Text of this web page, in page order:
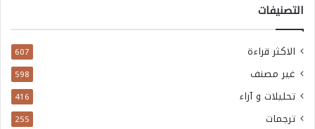
التصنيفات
الاكثر قراءة 607
غير مصنف 598
تحليلات و آراء 416
ترجمات 255